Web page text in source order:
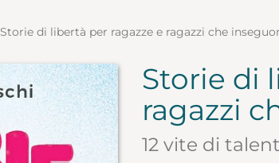
Storie di libertà per ragazze e ragazzi che
Storie di
ragazzi
12 vite di